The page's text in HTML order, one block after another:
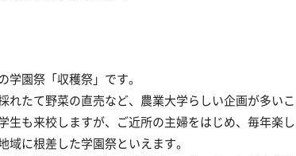
学園祭「収穫祭」です。
れたて野菜の直売など、農業大学らしい企画が多いこ
生も来校しますが、ご近所の主婦をはじめ、毎年楽し
域に根差した学園祭といえます。